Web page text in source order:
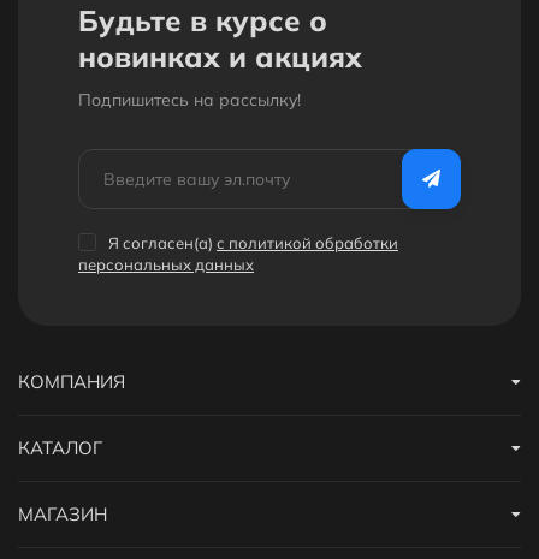
Будьте в курсе о
новинках и акциях
Подпишитесь на рассылкy!
Я согласен(a) с политикой обработки
персональных данных
КОМПАНИЯ
КАТАЛОГ
МАГАЗИН